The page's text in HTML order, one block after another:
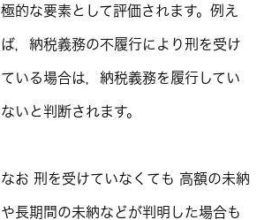
極的な要素として評価されます。例え
ば，納税義務の不履行により刑を受け
ている場合は，納税義務を履行してい
ないと判断されます。
なお 刑を受けていなくても 高額の未納
や長期間の未納などが判明した場合も